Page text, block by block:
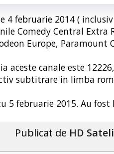
4 februarie 2014 (
Comedy Central Extra
Europe, Paramount
canale este 12226,
subtitrare in limba
5 februarie 2015. Au
Publicat de HD